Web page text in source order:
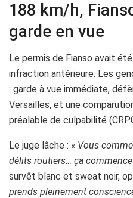
188 km/h,
garde en vue
Le permis de Fianso avait
infraction antérieure. Les
: garde à vue immédiate,
Versailles, et une
préalable de culpabilité
Le juge lâche : « Vous
délits routiers… ça
survêt blanc et sweat noir,
prends pleinement